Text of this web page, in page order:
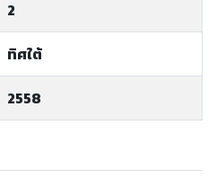
2
ทิศใต้
2558